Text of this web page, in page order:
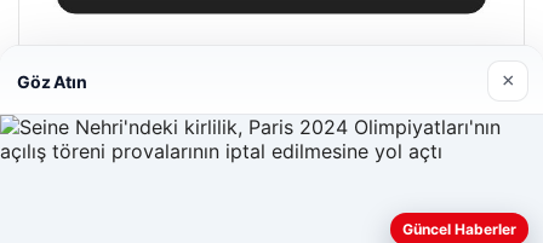
26/05/2026
Göz Atın ×
Güncel Haberler